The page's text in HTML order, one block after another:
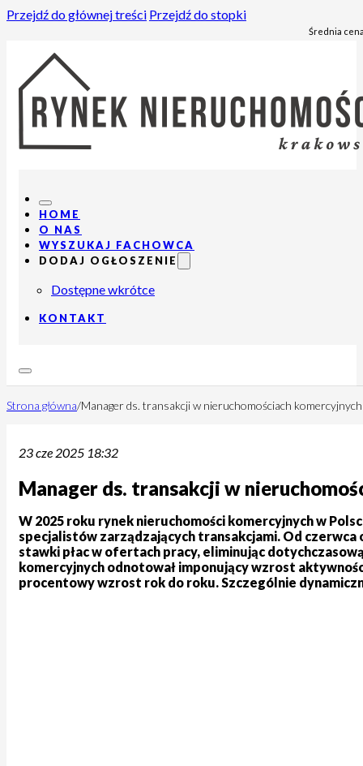
Przejdź do głównej treści Przejdź do stopki
Średnia
HOME
O NAS
WYSZUKAJ FACHOWCA
DODAJ OGŁOSZENIE
Dostępne wkrótce
KONTAKT
Strona główna/Manager ds. transakcji w nieruchomościach
23 cze 2025 18:32
Manager ds. transakcji w
W 2025 roku rynek nieruchomości komercyjnych w
specjalistów zarządzających transakcjami. Od
stawki płac w ofertach pracy, eliminując
komercyjnych odnotował imponujący wzrost
procentowy wzrost rok do roku. Szczególnie